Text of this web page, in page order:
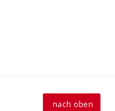
nach oben